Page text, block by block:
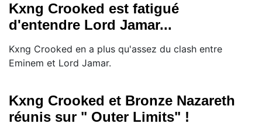
Kxng Crooked est fatigué
d'entendre Lord Jamar...
Kxng Crooked en a plus qu'assez du clash entre
Eminem et Lord Jamar.
Kxng Crooked et Bronze Nazareth
réunis sur " Outer Limits" !